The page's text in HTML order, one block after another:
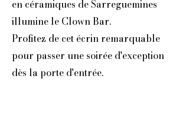
en céramiques de Sarreguemines
illumine le Clown Bar.
Profitez de cet écrin remarquable
pour passer une soirée d'exception
dès la porte d'entrée.